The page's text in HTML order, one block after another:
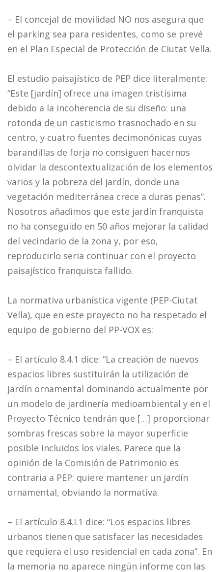
– El concejal de movilidad NO nos asegura que
el parking sea para residentes, como se prevé
en el Plan Especial de Protección de Ciutat Vella.
El estudio paisajístico de PEP dice literalmente:
“Este [jardín] ofrece una imagen tristísima
debido a la incoherencia de su diseño: una
rotonda de un casticismo trasnochado en su
centro, y cuatro fuentes decimonónicas cuyas
barandillas de forja no consiguen hacernos
olvidar la descontextualización de los elementos
varios y la pobreza del jardín, donde una
vegetación mediterránea crece a duras penas”.
Nosotros añadimos que este jardín franquista
no ha conseguido en 50 años mejorar la calidad
del vecindario de la zona y, por eso,
reproducirlo seria continuar con el proyecto
paisajístico franquista fallido.
La normativa urbanística vigente (PEP-Ciutat
Vella), que en este proyecto no ha respetado el
equipo de gobierno del PP-VOX es:
– El artículo 8.4.1 dice: “La creación de nuevos
espacios libres sustituirán la utilización de
jardín ornamental dominando actualmente por
un modelo de jardinería medioambiental y en el
Proyecto Técnico tendrán que […] proporcionar
sombras frescas sobre la mayor superficie
posible incluidos los viales. Parece que la
opinión de la Comisión de Patrimonio es
contraria a PEP: quiere mantener un jardín
ornamental, obviando la normativa.
– El artículo 8.4.I.1 dice: “Los espacios libres
urbanos tienen que satisfacer las necesidades
que requiera el uso residencial en cada zona”. En
la memoria no aparece ningún informe con las